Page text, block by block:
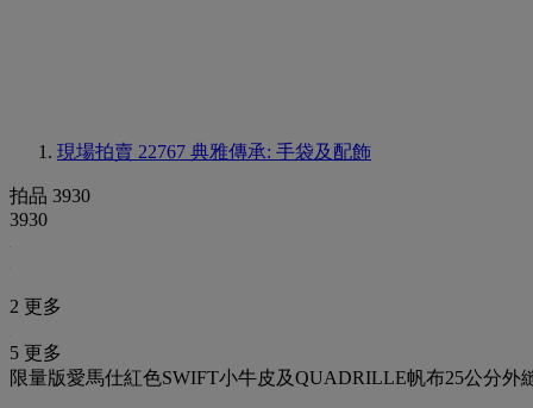
現場拍賣 22767 典雅傳承: 手袋及配飾
拍品 3930
3930
2 更多
5 更多
限量版愛馬仕紅色SWIFT小牛皮及QUADRILLE帆布25公分外